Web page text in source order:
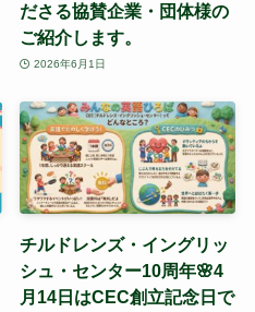
ださる協賛企業・団体様の
ご紹介します。
2026年6月1日
チルドレンズ・イングリッ
シュ・センター10周年🌸4
月14日はCEC創立記念日で